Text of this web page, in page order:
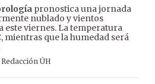
pronostica una jornada
nublado y vientos
este viernes. La temperatura
mientras que la humedad será
Redacción ÚH